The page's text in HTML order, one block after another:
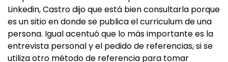
Linkedin, Castro dijo que está bien consultarla porque
es un sitio en donde se publica el curriculum de una
persona. Igual acentuó que lo más importante es la
entrevista personal y el pedido de referencias, si se
utiliza otro método de referencia para tomar